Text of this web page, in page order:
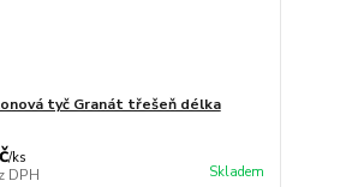
tyč Granát třešeň délka
/ks
DPH Skladem